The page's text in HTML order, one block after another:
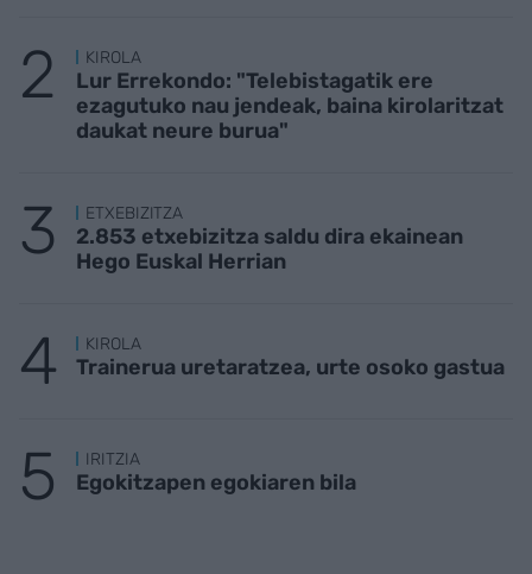
KIROLA
Lur Errekondo: "Telebistagatik ere
ezagutuko nau jendeak, baina kirolaritzat
daukat neure burua"
ETXEBIZITZA
2.853 etxebizitza saldu dira ekainean
Hego Euskal Herrian
KIROLA
Trainerua uretaratzea, urte osoko gastua
IRITZIA
Egokitzapen egokiaren bila